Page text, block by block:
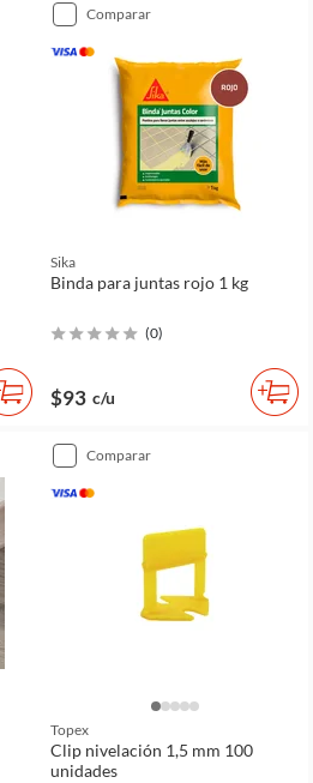
comparar
Sika
Binda para juntas rojo 1 kg
(0)
$93 c/u
comparar
Topex
Clip nivelación 1,5 mm 100
unidades